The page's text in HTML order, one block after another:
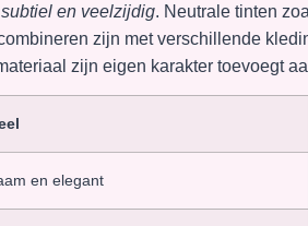
subtiel en veelzijdig. Neutrale tinten
zijn met verschillende
zijn eigen karakter toevoegt
en elegant